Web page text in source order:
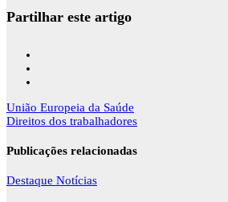
Partilhar este artigo
Navegação
de
União Europeia da Saúde
Direitos dos trabalhadores
Publicações relacionadas
Destaque Notícias